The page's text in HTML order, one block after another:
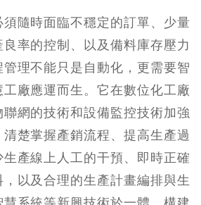
隨時面臨不穩定的訂單、少量
率的控制、以及備料庫存壓力
理不能只是自動化，更需要智
廠應運而生。它在數位化工廠
網的技術和設備監控技術加強
楚掌握產銷流程、提高生產過
產線上人工的干預、即時正確
以及合理的生產計畫編排與生